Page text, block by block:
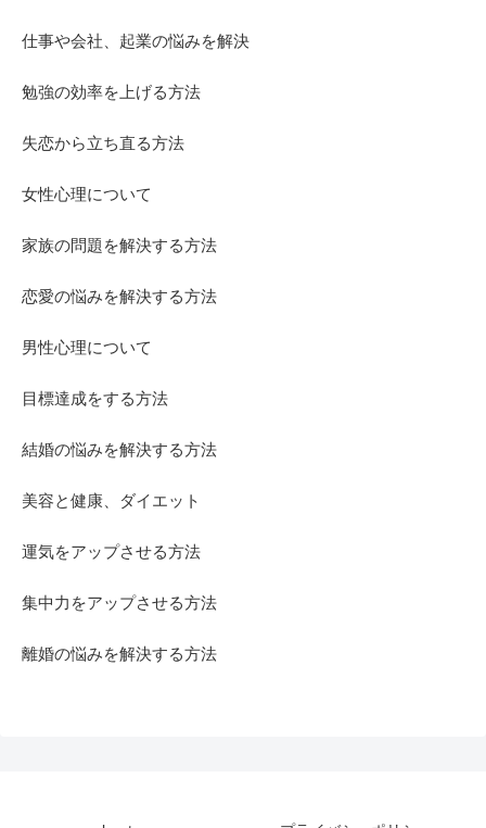
仕事や会社、起業の悩みを解決
勉強の効率を上げる方法
失恋から立ち直る方法
女性心理について
家族の問題を解決する方法
恋愛の悩みを解決する方法
男性心理について
目標達成をする方法
結婚の悩みを解決する方法
美容と健康、ダイエット
運気をアップさせる方法
集中力をアップさせる方法
離婚の悩みを解決する方法